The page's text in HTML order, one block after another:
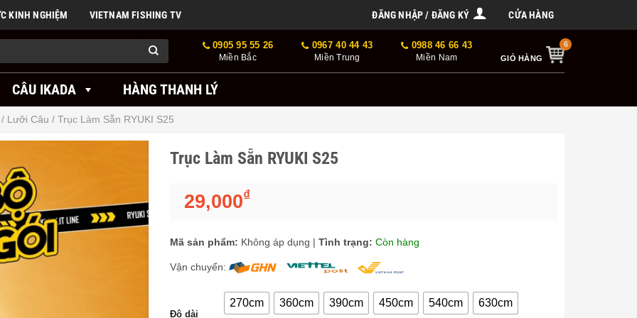
KINH NGHIỆM VIETNAM FISHING TV ĐĂNG NHẬP / ĐĂNG KÝ CỬA HÀNG
0905 95 55 26
Miền Bắc
0967 40 44 43
Miền Trung
0988 46 66 43
Miền Nam GIỎ HÀNG
CÂU IKADA HÀNG THANH LÝ
Lưỡi Câu / Trục Làm Sẵn RYUKI S25
Trục Làm Sẵn RYUKI S25
29,000₫
Mã sản phẩm: Không áp dụng | Tình trạng: Còn hàng
Vận chuyển:
Độ dài
270cm 360cm 390cm 450cm 540cm 630cm